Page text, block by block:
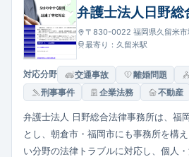
弁護士法人日野総
〒830-0022 福岡県久留米
最寄り：久留米駅
対応分野 交通事故 離婚問題
刑事事件
企業法務 不動産
弁護士法人 日野総合法律事務所は、福
とし、朝倉市・福岡市にも事務所を構
い分野の法律トラブルに対応し、個人